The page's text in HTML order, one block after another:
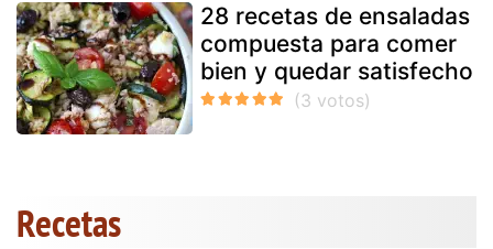
28 recetas de ensaladas
compuesta para comer
bien y quedar satisfecho
Recetas